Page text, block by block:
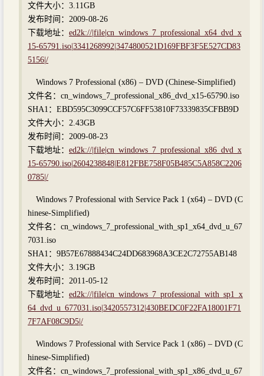
文件大小：3.11GB
发布时间：2009-08-26
下载地址： ed2k://|file|cn_windows_7_professional_x64_dvd_x
15-65791.iso|3341268992|3474800521D169FBF3F5E527CD83
5156|/
Windows 7 Professional (x86) – DVD (Chinese-Simplified)
文件名：cn_windows_7_professional_x86_dvd_x15-65790.iso
SHA1：EBD595C3099CCF57C6FF53810F73339835CFBB9D
文件大小：2.43GB
发布时间：2009-08-23
下载地址： ed2k://|file|cn_windows_7_professional_x86_dvd_x
15-65790.iso|2604238848|E812FBE758F05B485C5A858C2206
0785|/
Windows 7 Professional with Service Pack 1 (x64) – DVD (C
hinese-Simplified)
文件名：cn_windows_7_professional_with_sp1_x64_dvd_u_67
7031.iso
SHA1：9B57E67888434C24DD683968A3CE2C72755AB148
文件大小：3.19GB
发布时间：2011-05-12
下载地址： ed2k://|file|cn_windows_7_professional_with_sp1_x
64_dvd_u_677031.iso|3420557312|430BEDC0F22FA18001F71
7F7AF08C9D5|/
Windows 7 Professional with Service Pack 1 (x86) – DVD (C
hinese-Simplified)
文件名：cn_windows_7_professional_with_sp1_x86_dvd_u_67